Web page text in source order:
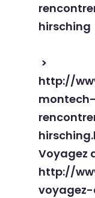
hirsching
>
http://
Voyagez
http://